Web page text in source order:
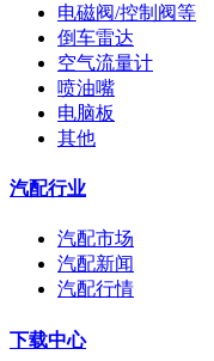
电磁阀/控制阀等
倒车雷达
空气流量计
喷油嘴
电脑板
其他
汽配行业
汽配市场
汽配新闻
汽配行情
下载中心